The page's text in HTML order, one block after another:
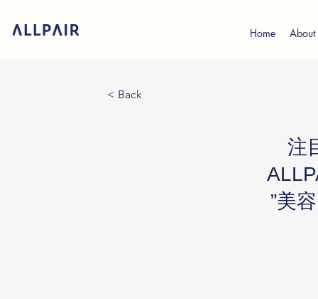
Home About
< Back
注
”美